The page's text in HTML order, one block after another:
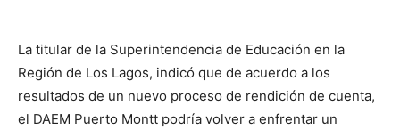
La titular de la Superintendencia de Educación en la
Región de Los Lagos, indicó que de acuerdo a los
resultados de un nuevo proceso de rendición de cuenta,
el DAEM Puerto Montt podría volver a enfrentar un